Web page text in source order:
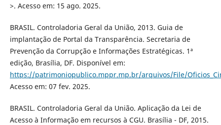
>. Acesso em: 15 ago. 2025.
BRASIL. Controladoria Geral da União, 2013. Guia de
implantação de Portal da Transparência. Secretaria de
Prevenção da Corrupção e Informações Estratégicas. 1ª
edição, Brasília, DF. Disponível em:
https://patrimoniopublico.mppr.mp.br/arquivos/File/
Acesso em: 07 fev. 2025.
BRASIL. Controladoria Geral da União. Aplicação da Lei de
Acesso à Informação em recursos à CGU. Brasília - DF, 2015.